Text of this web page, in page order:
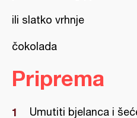
ili slatko vrhnje
čokolada
Priprema
Umutiti bjelanca i